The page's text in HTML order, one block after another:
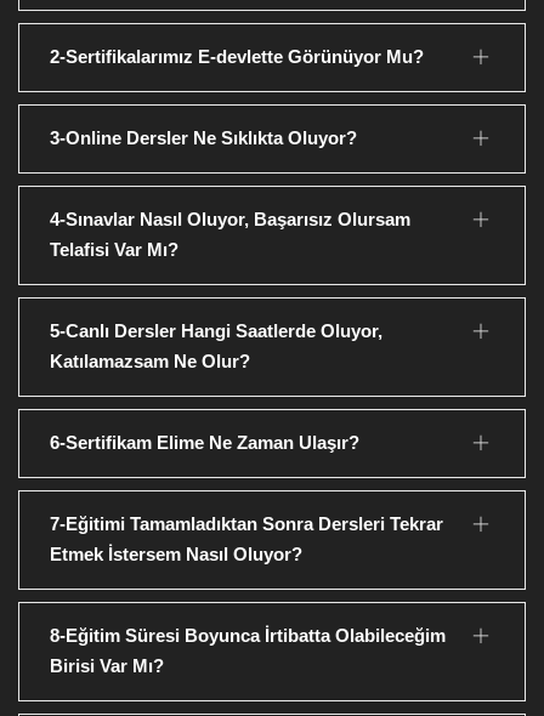
2-Sertifikalarımız E-devlette Görünüyor Mu?
3-Online Dersler Ne Sıklıkta Oluyor?
4-Sınavlar Nasıl Oluyor, Başarısız Olursam
Telafisi Var Mı?
5-Canlı Dersler Hangi Saatlerde Oluyor,
Katılamazsam Ne Olur?
6-Sertifikam Elime Ne Zaman Ulaşır?
7-Eğitimi Tamamladıktan Sonra Dersleri Tekrar
Etmek İstersem Nasıl Oluyor?
8-Eğitim Süresi Boyunca İrtibatta Olabileceğim
Birisi Var Mı?